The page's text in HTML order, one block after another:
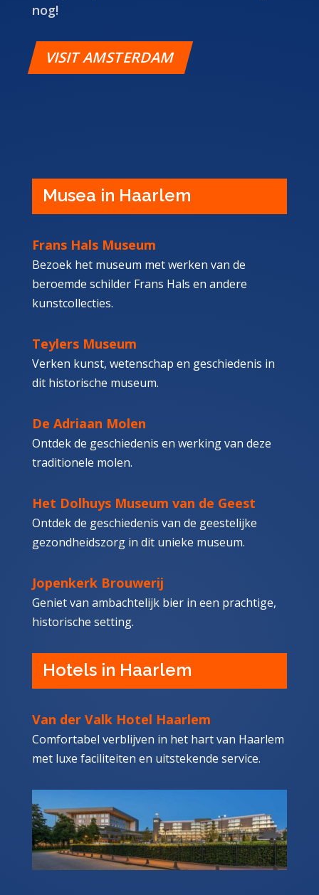
nog!
VISIT AMSTERDAM
Musea in Haarlem
Frans Hals Museum
Bezoek het museum met werken van de
beroemde schilder Frans Hals en andere
kunstcollecties.
Teylers Museum
Verken kunst, wetenschap en geschiedenis in
dit historische museum.
De Adriaan Molen
Ontdek de geschiedenis en werking van deze
traditionele molen.
Het Dolhuys Museum van de Geest
Ontdek de geschiedenis van de geestelijke
gezondheidszorg in dit unieke museum.
Jopenkerk Brouwerij
Geniet van ambachtelijk bier in een prachtige,
historische setting.
Hotels in Haarlem
Van der Valk Hotel Haarlem
Comfortabel verblijven in het hart van Haarlem
met luxe faciliteiten en uitstekende service.